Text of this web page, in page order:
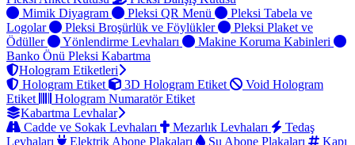
Mimik Diyagram
Pleksi QR Menü
Pleksi Tabela ve
Logolar
Pleksi Broşürlük ve Föylükler
Pleksi Plaket ve
Ödüller
Yönlendirme Levhaları
Makine Koruma Kabinleri
Banko Önü Pleksi Kabartma
Hologram Etiketleri
Hologram Etiket
3D Hologram Etiket
Void Hologram
Etiket
Hologram Numaratör Etiket
Kabartma Levhalar
Cadde ve Sokak Levhaları
Mezarlık Levhaları
Tedaş
Levhaları
Elektrik Abone Plakaları Su Abone Plakaları
Kapı